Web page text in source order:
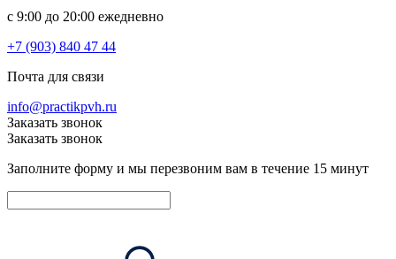
c 9:00 до 20:00 ежедневно
+7 (903) 840 47 44
Почта для связи
info@practikpvh.ru
Заказать звонок
Заказать звонок
Заполните форму и мы перезвоним вам в течение 15 минут